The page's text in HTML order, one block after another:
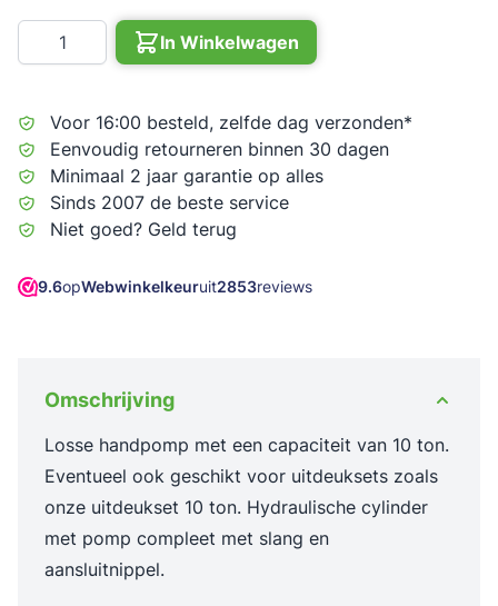
Aantal
In Winkelwagen
Voor 16:00 besteld, zelfde dag verzonden*
Eenvoudig retourneren binnen 30 dagen
Minimaal 2 jaar garantie op alles
Sinds 2007 de beste service
Niet goed? Geld terug
9.6opWebwinkelkeuruit2853reviews
Omschrijving
Losse handpomp met een capaciteit van 10 ton.
Eventueel ook geschikt voor uitdeuksets zoals
onze uitdeukset 10 ton. Hydraulische cylinder
met pomp compleet met slang en
aansluitnippel.